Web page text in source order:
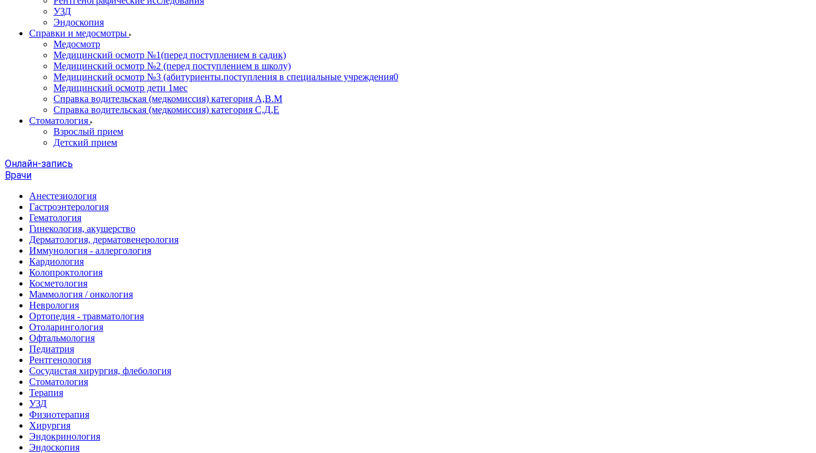
УЗД
Эндоскопия
Справки и медосмотры
Медосмотр
Медицинский осмотр №1(перед поступлением в садик)
Медицинский осмотр №2 (перед поступлением в школу)
Медицинский осмотр №3 (абитуриенты.поступления в специальные учреждения0
Медицинский осмотр дети 1мес
Справка водительская (медкомиссия) категория А,В.М
Справка водительская (медкомиссия) категория С,Д,Е
Стоматология
Взрослый прием
Детский прием
Онлайн-запись
Врачи
Анестезиология
Гастроэнтерология
Гематология
Гинекология, акушерство
Дерматология, дерматовенерология
Иммунология - аллергология
Кардиология
Колопроктология
Косметология
Маммология / онкология
Неврология
Ортопедия - травматология
Отоларингология
Офтальмология
Педиатрия
Рентгенология
Сосудистая хирургия, флебология
Стоматология
Терапия
УЗД
Физиотерапия
Хирургия
Эндокринология
Эндоскопия